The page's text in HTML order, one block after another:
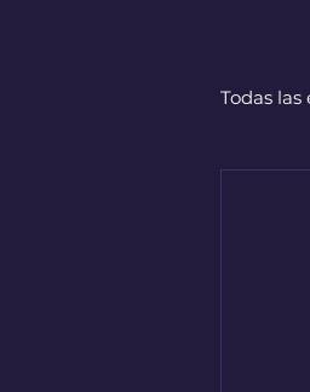
Todas